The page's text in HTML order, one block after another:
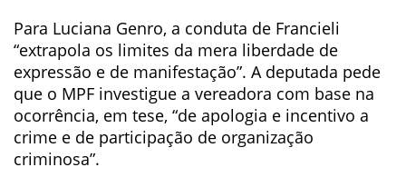
Para Luciana Genro, a conduta de Francieli
“extrapola os limites da mera liberdade de
expressão e de manifestação”. A deputada pede
que o MPF investigue a vereadora com base na
ocorrência, em tese, “de apologia e incentivo a
crime e de participação de organização
criminosa”.